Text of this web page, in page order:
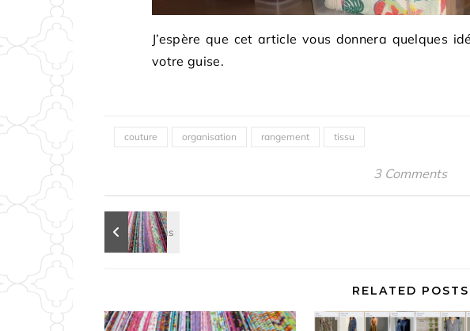
J’espère que cet article vous donnera quelques
votre guise.
couture organisation rangement tissu
3 Comments
RELATED POSTS